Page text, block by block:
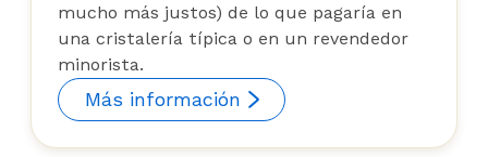
mucho más justos) de lo que pagaría en
una cristalería típica o en un revendedor
minorista.
Más información